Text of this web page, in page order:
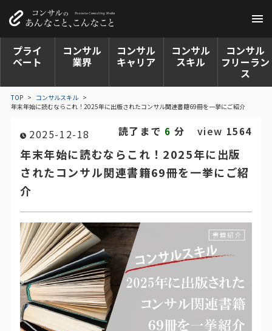
プライ
ベート
コンサル
業界
コンサル
キャリア
コンサル
スキル
コンサル
フリーラン
ス
TOP > コンサルスキル >
年末年始に読むならこれ！2025年に出版されたコンサル関連書籍69冊を一挙にご紹介
2025-12-18 view 1564
読了まで 6 分
年末年始に読むならこれ！2025年に出版
されたコンサル関連書籍69冊を一挙にご紹
介